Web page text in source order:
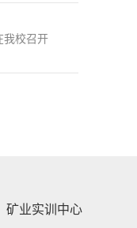
我校召开
矿业实训中心